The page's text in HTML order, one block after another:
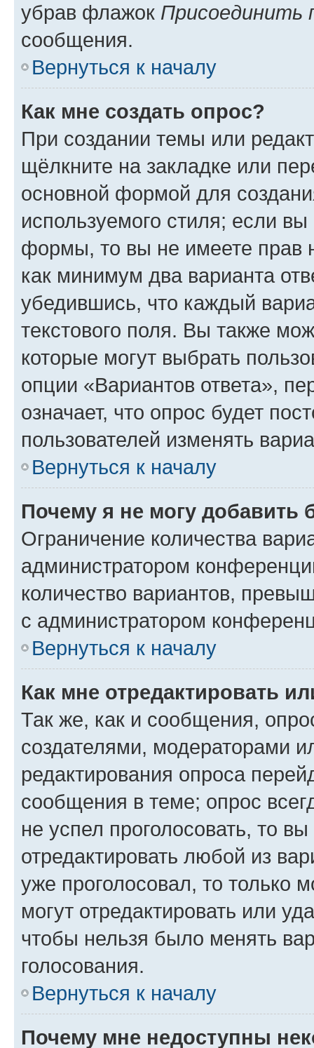
убрав флажок Присоединить
сообщения.
Вернуться к началу
Как мне создать опрос?
При создании темы или
щёлкните на закладке или
основной формой для
используемого стиля; если
формы, то вы не имеете прав
как минимум два варианта
убедившись, что каждый
текстового поля. Вы также
которые могут выбрать
опции «Вариантов ответа»,
означает, что опрос будет
пользователей изменять
Вернуться к началу
Почему я не могу добавить
Ограничение количества
администратором
количество вариантов,
с администратором
Вернуться к началу
Как мне отредактировать
Так же, как и сообщения,
создателями, модераторами
редактирования опроса
сообщения в теме; опрос
не успел проголосовать, то
отредактировать любой из
уже проголосовал, то только
могут отредактировать или
чтобы нельзя было менять
голосования.
Вернуться к началу
Почему мне недоступны